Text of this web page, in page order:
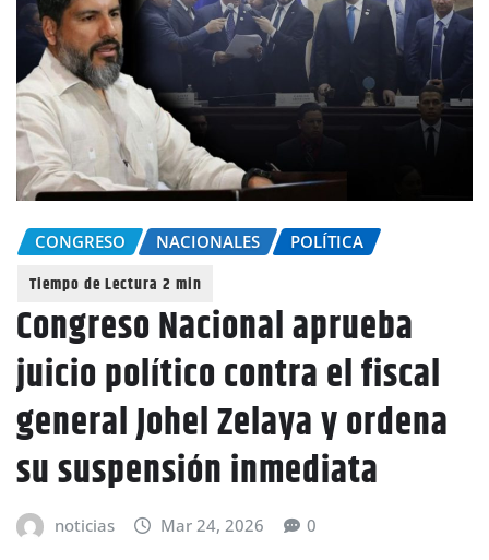
CONGRESO NACIONALES POLÍTICA
Congreso Nacional aprueba
juicio político contra el fiscal
general Johel Zelaya y ordena
su suspensión inmediata
noticias Mar 24, 2026 0